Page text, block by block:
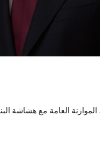
العامة مع هشاشة